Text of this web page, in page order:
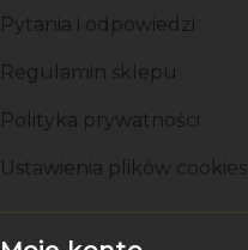
Pytania i odpowiedzi
Regulamin sklepu
Polityka prywatności
Ustawienia plików cookies